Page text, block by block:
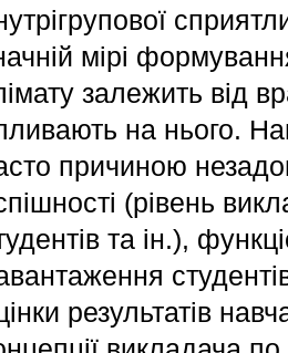
мірі
залежить від
на нього.
причиною
(рівень
та ін.),
результатів